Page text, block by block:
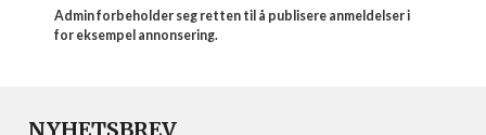
Admin forbeholder seg retten til å publisere anmeldelser i
for eksempel annonsering.
NYHETSBREV